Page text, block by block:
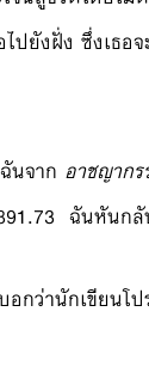
ไปยังฝั่ง ซึ่งเธ
นจาก อาชญาก
ฉันหันก
กว่านักเขียนโป